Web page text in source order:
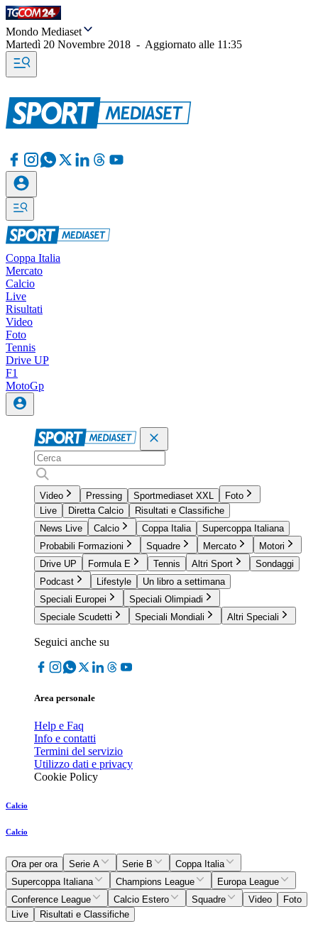
Mondo Mediaset
Martedì 20 Novembre 2018 - Aggiornato alle 11:35
Coppa Italia
Mercato
Calcio
Live
Risultati
Video
Foto
Tennis
Drive UP
F1
MotoGp
Video Pressing Sportmediaset XXL
Foto
Live
Diretta Calcio
Risultati e Classifiche
News Live
Calcio Coppa Italia
Supercoppa Italiana
Probabili Formazioni
Squadre Mercato
Motori
Drive UP
Formula E Tennis Altri Sport
Sondaggi
Podcast
Lifestyle
Un libro a settimana
Speciali Europei
Speciali Olimpiadi
Speciale Scudetti
Speciali Mondiali Altri Speciali
Seguici anche su
Area personale
Help e Faq
Info e contatti
Termini del servizio
Utilizzo dati e privacy
Cookie Policy
Calcio
Calcio
Ora per ora Serie A Serie B
Coppa Italia
Supercoppa Italiana
Champions League
Europa League
Conference League
Calcio Estero Squadre Video
Foto
Live
Risultati e Classifiche